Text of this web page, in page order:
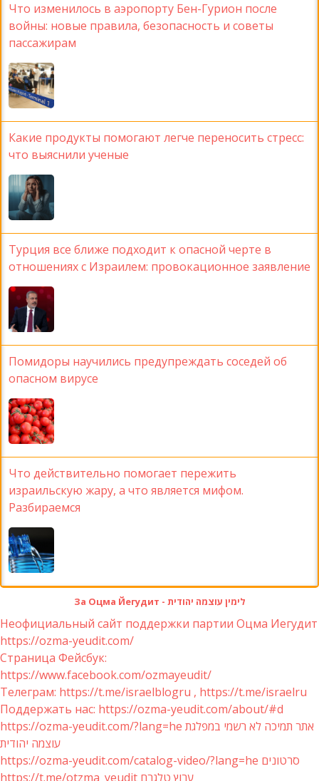
Что изменилось в аэропорту Бен-Гурион после
войны: новые правила, безопасность и советы
пассажирам
Какие продукты помогают легче переносить стресс:
что выяснили ученые
Турция все ближе подходит к опасной черте в
отношениях с Израилем: провокационное заявление
Помидоры научились предупреждать соседей об
опасном вирусе
Что действительно помогает пережить
израильскую жару, а что является мифом.
Разбираемся
За Оцма Йегудит - לימין עוצמה יהודית
Неофициальный сайт поддержки партии Оцма Иегудит
https://ozma-yeudit.com/
Страница Фейсбук:
https://www.facebook.com/ozmayeudit/
Телеграм: https://t.me/israelblogru , https://t.me/israelru
Поддержать нас: https://ozma-yeudit.com/about/#d
https://ozma-yeudit.com/?lang=he אתר תמיכה לא רשמי במפלגת
עוצמה יהודית
https://ozma-yeudit.com/catalog-video/?lang=he סרטונים
https://t.me/otzma_yeudit ערוץ טלגרם